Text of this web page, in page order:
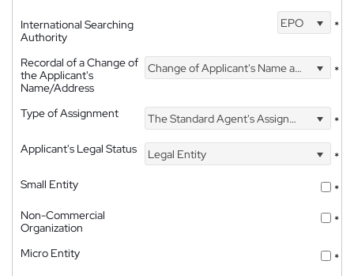
International Searching
Authority
EPO *
Recordal of a Change of
the Applicant's
Name/Address
Change of Applicant's Name and Address *
Type of Assignment The Standard Agent's Assignment
*
Applicant's Legal Status
Legal Entity
*
Small Entity
*
Non-Commercial
Organization
*
Micro Entity
*